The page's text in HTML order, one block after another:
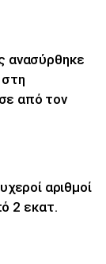
ανασύρθηκε
από τον
αριθμοί
2 εκατ.